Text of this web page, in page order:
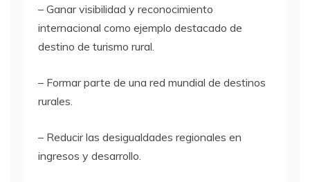
– Ganar visibilidad y reconocimiento
internacional como ejemplo destacado de
destino de turismo rural.
– Formar parte de una red mundial de destinos
rurales.
– Reducir las desigualdades regionales en
ingresos y desarrollo.